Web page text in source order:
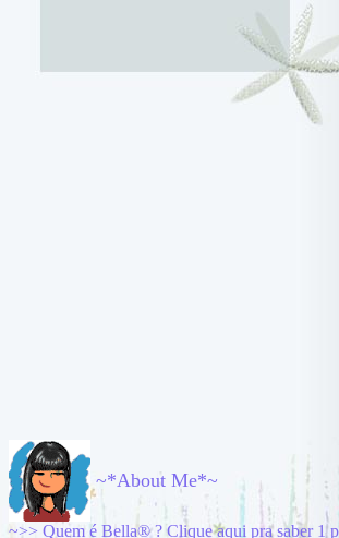
~*About Me*~
~>> Quem é Bella® ? Clique aqui pra saber 1